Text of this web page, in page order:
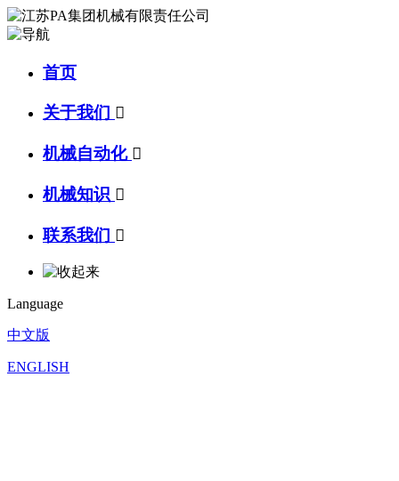
首页
关于我们 
机械自动化 
机械知识 
联系我们 
Language
中文版
ENGLISH